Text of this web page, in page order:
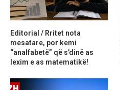
Editorial / Rritet nota
mesatare, por kemi
“analfabetë” që s’dinë as
lexim e as matematikë!